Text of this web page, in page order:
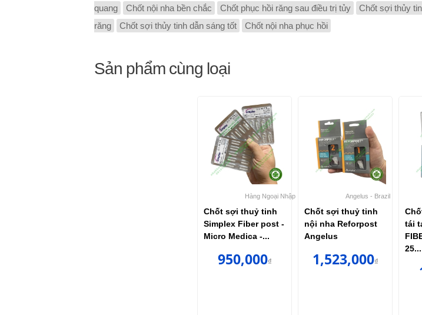
quang
Chốt nội nha bền chắc Chốt phục hồi răng sau điều trị tủy Chốt sợi thủy
răng
Chốt sợi thủy tinh dẫn sáng tốt Chốt nội nha phục hồi
Sản phẩm cùng loại
Hàng Ngoại Nhập
Chốt sợi thuỷ tinh
Simplex Fiber post -
Micro Medica -...
950,000₫
Angelus - Brazil
Chốt sợi thuỷ tinh
nội nha Reforpost
Angelus
1,523,000₫
tái
25...